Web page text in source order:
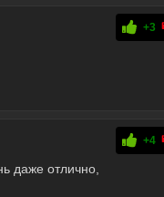
+3
+4
даже отлично,